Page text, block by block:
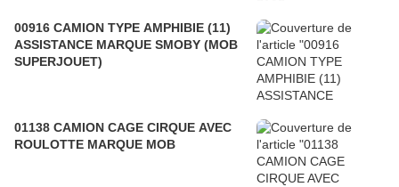
00916 CAMION TYPE AMPHIBIE (11)
ASSISTANCE MARQUE SMOBY (MOB
SUPERJOUET)
01138 CAMION CAGE CIRQUE AVEC
ROULOTTE MARQUE MOB